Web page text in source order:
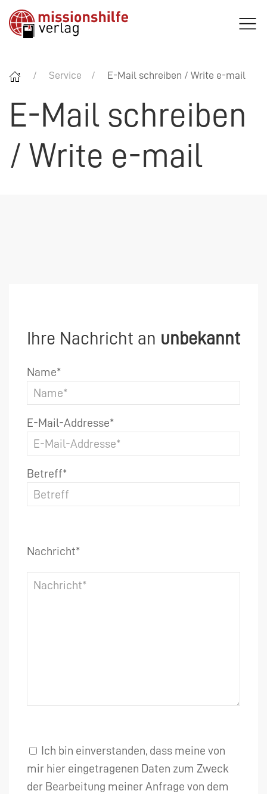
Service E-Mail schreiben / Write e-mail
E-Mail schreiben
/ Write e-mail
Ihre Nachricht an unbekannt
Name*
E-Mail-Addresse*
Betreff*
Nachricht*
Ich bin einverstanden, dass meine von
mir hier eingetragenen Daten zum Zweck
der Bearbeitung meiner Anfrage von dem